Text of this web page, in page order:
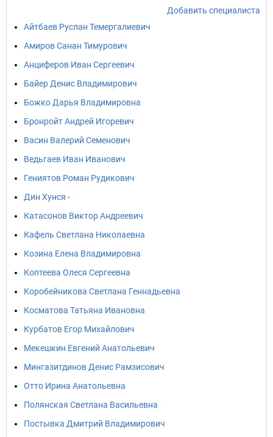
Добавить специалиста
Айтбаев Руслан Темергалиевич
Амиров Санан Тимурович
Анциферов Иван Сергеевич
Байер Денис Владимирович
Божко Дарья Владимировна
Бронройт Андрей Игоревич
Васин Валерий Семенович
Ведьгаев Иван Иванович
Гениятов Роман Рудикович
Дин Хунся -
Катасонов Виктор Андреевич
Кафель Светлана Николаевна
Козина Елена Владимировна
Коптеева Олеся Сергеевна
Коробейникова Светлана Геннадьевна
Косматова Татьяна Ивановна
Курбатов Егор Михайлович
Мекешкин Евгений Анатольевич
Мингазитдинов Денис Рамзисович
Отто Ирина Анатольевна
Полянская Светлана Васильевна
Постывка Дмитрий Владимирович